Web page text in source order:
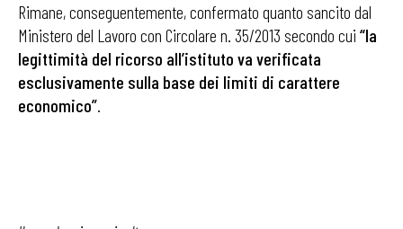
Rimane, conseguentemente, confermato quanto sancito dal
Ministero del Lavoro con Circolare n. 35/2013 secondo cui “la
legittimità del ricorso all’istituto va verificata
esclusivamente sulla base dei limiti di carattere
economico”.